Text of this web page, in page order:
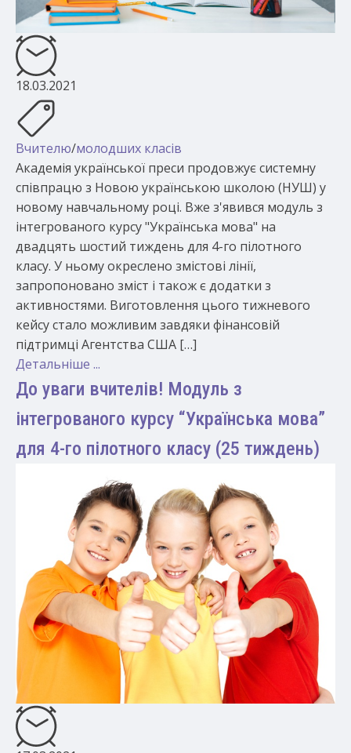
18.03.2021
Вчителю/молодших класів
Академія української преси продовжує системну
співпрацю з Новою українською школою (НУШ) у
новому навчальному році. Вже з'явився модуль з
інтегрованого курсу "Українська мова" на
двадцять шостий тиждень для 4-го пілотного
класу. У ньому окреслено змістові лінії,
запропоновано зміст і також є додатки з
активностями. Виготовлення цього тижневого
кейсу стало можливим завдяки фінансовій
підтримці Агентства США […]
Детальніше ...
До уваги вчителів! Модуль з
інтегрованого курсу “Українська мова”
для 4-го пілотного класу (25 тиждень)